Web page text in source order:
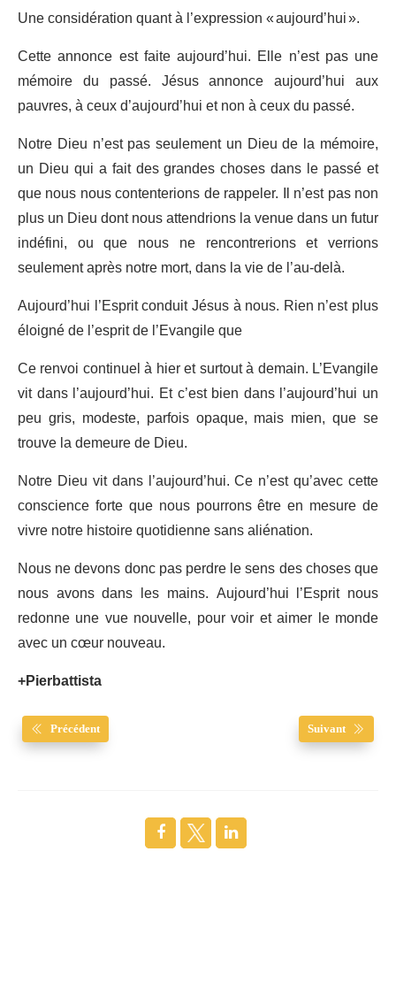
Une considération quant à l’expression « aujourd’hui ».
Cette annonce est faite aujourd’hui. Elle n’est pas une
mémoire du passé. Jésus annonce aujourd’hui aux
pauvres, à ceux d’aujourd’hui et non à ceux du passé.
Notre Dieu n’est pas seulement un Dieu de la mémoire,
un Dieu qui a fait des grandes choses dans le passé et
que nous nous contenterions de rappeler. Il n’est pas non
plus un Dieu dont nous attendrions la venue dans un futur
indéfini, ou que nous ne rencontrerions et verrions
seulement après notre mort, dans la vie de l’au-delà.
Aujourd’hui l’Esprit conduit Jésus à nous. Rien n’est plus
éloigné de l’esprit de l’Evangile que
Ce renvoi continuel à hier et surtout à demain. L’Evangile
vit dans l’aujourd’hui. Et c’est bien dans l’aujourd’hui un
peu gris, modeste, parfois opaque, mais mien, que se
trouve la demeure de Dieu.
Notre Dieu vit dans l’aujourd’hui. Ce n’est qu’avec cette
conscience forte que nous pourrons être en mesure de
vivre notre histoire quotidienne sans aliénation.
Nous ne devons donc pas perdre le sens des choses que
nous avons dans les mains. Aujourd’hui l’Esprit nous
redonne une vue nouvelle, pour voir et aimer le monde
avec un cœur nouveau.
+Pierbattista
Précédent Suivant